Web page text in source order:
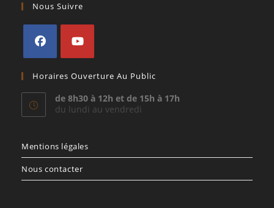
Nous Suivre
dans
un
nouvel
dans
un
nouvel
Horaires Ouverture Au Public
de 8h30 à 12h et de 15h à 17h
du lundi au vendredi
Mentions légales
Nous contacter